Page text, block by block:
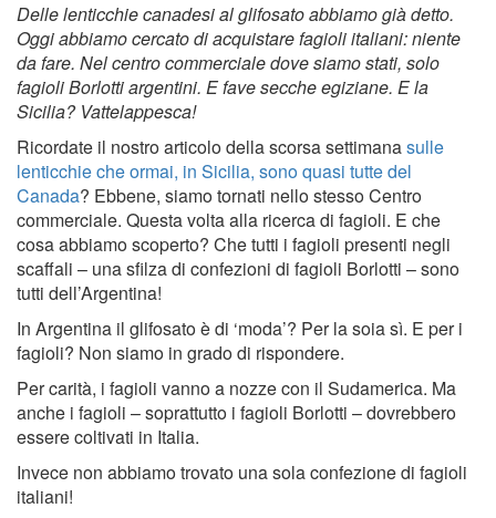
Delle lenticchie canadesi al glifosato abbiamo già detto.
Oggi abbiamo cercato di acquistare fagioli italiani: niente
da fare. Nel centro commerciale dove siamo stati, solo
fagioli Borlotti argentini. E fave secche egiziane. E la
Sicilia? Vattelappesca!
Ricordate il nostro articolo della scorsa settimanasulle
lenticchie che ormai, in Sicilia, sono quasi tutte del
Canada? Ebbene, siamo tornati nello stesso Centro
commerciale. Questa volta alla ricerca di fagioli. E che
cosa abbiamo scoperto? Che tutti i fagioli presenti negli
scaffali – una sfilza di confezioni di fagioli Borlotti – sono
tutti dell’Argentina!
In Argentina il glifosato è di ‘moda’? Per la soia sì. E per i
fagioli? Non siamo in grado di rispondere.
Per carità, i fagioli vanno a nozze con il Sudamerica. Ma
anche i fagioli – soprattutto i fagioli Borlotti – dovrebbero
essere coltivati in Italia.
Invece non abbiamo trovato una sola confezione di fagioli
italiani!